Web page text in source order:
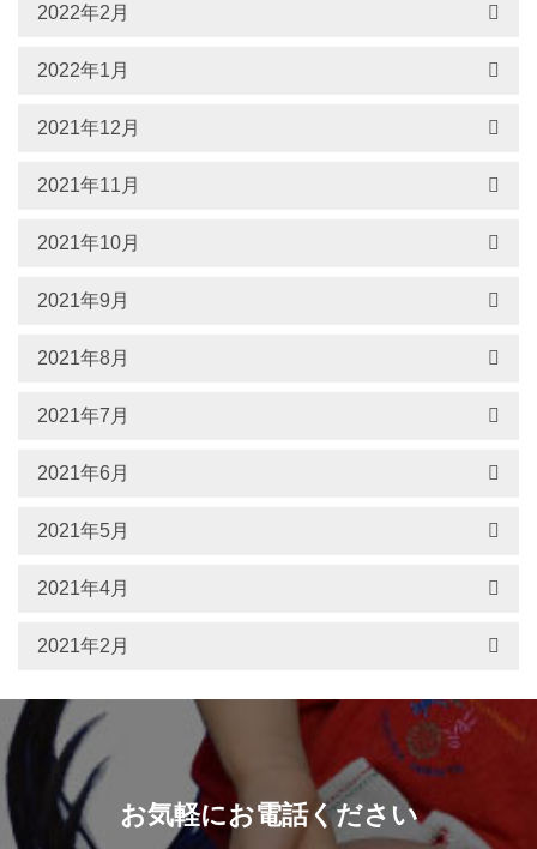
2022年2月
2022年1月
2021年12月
2021年11月
2021年10月
2021年9月
2021年8月
2021年7月
2021年6月
2021年5月
2021年4月
2021年2月
お気軽にお電話ください